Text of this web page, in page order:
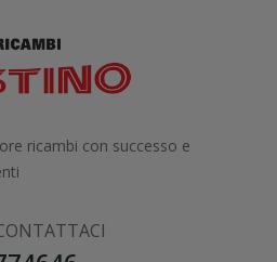
ricambi con successo e